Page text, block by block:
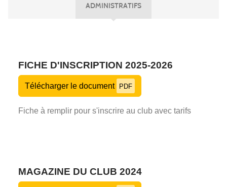
ADMINISTRATIFS
FICHE D'INSCRIPTION 2025-2026
Télécharger le document PDF
Fiche à remplir pour s'inscrire au club avec tarifs
MAGAZINE DU CLUB 2024